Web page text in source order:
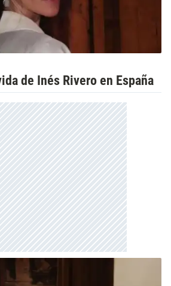
de Inés Rivero en España